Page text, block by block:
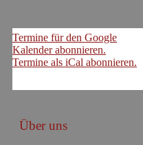
Termine für den Google
Kalender abonnieren.
Termine als iCal abonnieren.
Über uns